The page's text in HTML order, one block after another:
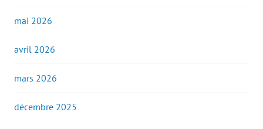
mai 2026
avril 2026
mars 2026
décembre 2025